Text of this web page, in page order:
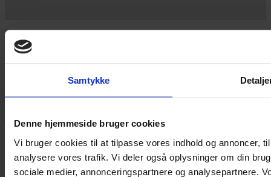
Samtykke
Denne hjemmeside bruger cookies
Vi bruger cookies til at tilpasse vores indhold og annoncer,
analysere vores trafik. Vi deler også oplysninger om din
sociale medier, annonceringspartnere og analysepartnere.
Yarn Every Wear
Hvis du bøvler med noget eller ønsker ny inspiration, så skriv til
Vestergade 12 6270, Tønder
60 51 96 50
post@yarneverywear.dk
CVR 43041649